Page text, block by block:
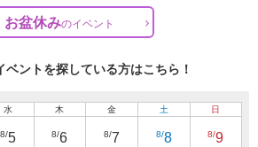
お盆休みのイベント
ントを探している方はこちら！
水
8/5
木
8/6
金
8/7
土
8/8
日
8/9